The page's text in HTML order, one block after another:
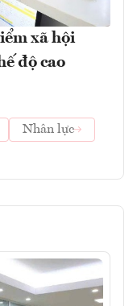
xã hội
độ cao
Nhân lực